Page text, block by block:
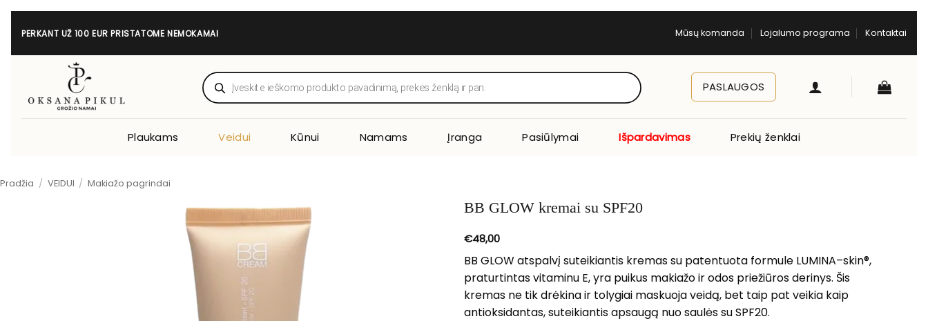
Skip
PERKANT UŽ 100 EUR PRISTATOME NEMOKAMAI Mūsų komanda Lojalumo programa Kontaktai
Products
search PASLAUGOS
Plaukams Veidui Kūnui Namams Įranga Pasiūlymai Išpardavimas Prekių ženklai
Pradžia / VEIDUI / Makiažo pagrindai
BB GLOW kremai su SPF20
€48,00
BB GLOW atspalvį suteikiantis kremas su patentuota formule LUMINA–skin®,
praturtintas vitaminu E, yra puikus makiažo ir odos priežiūros derinys. Šis
kremas ne tik drėkina ir tolygiai maskuoja veidą, bet taip pat veikia kaip
antioksidantas, suteikiantis apsaugą nuo saulės su SPF20.